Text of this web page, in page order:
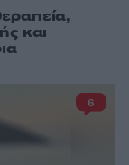
και
6